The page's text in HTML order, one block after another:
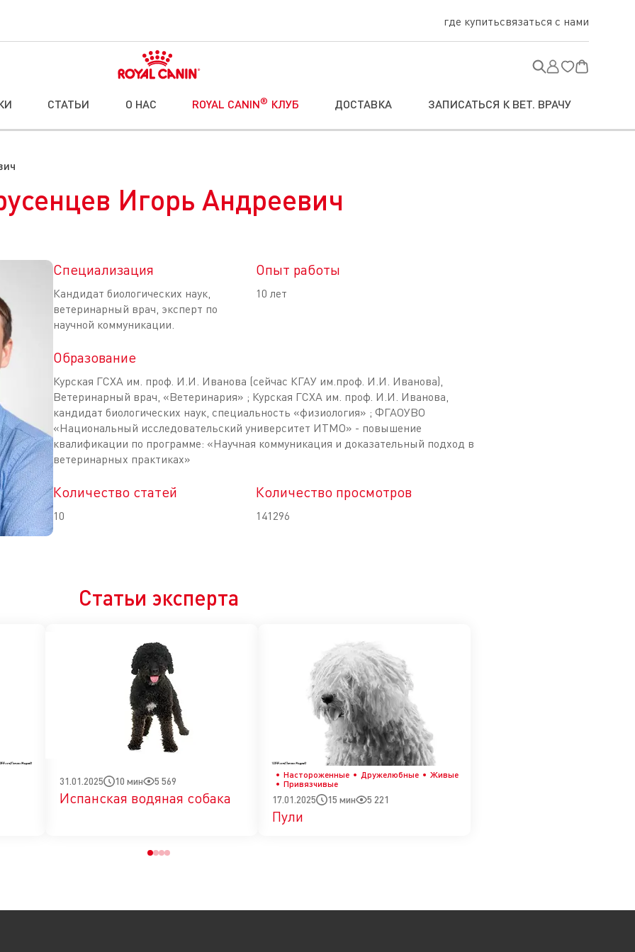
где купитьсвязаться с нами
СТАТЬИ О НАС ROYAL CANIN® КЛУБ ДОСТАВКА ЗАПИСАТЬСЯ К ВЕТ. ВРАЧУ
Игорь Андреевич
Специализация
Кандидат биологических наук,
ветеринарный врач, эксперт по
научной коммуникации.
Опыт работы
10 лет
Образование
Курская ГСХА им. проф. И.И. Иванова (сейчас КГАУ им.проф. И.И. Иванова),
Ветеринарный врач, «Ветеринария» ; Курская ГСХА им. проф. И.И. Иванова,
кандидат биологических наук, специальность «физиология» ; ФГАОУВО
«Национальный исследовательский университет ИТМО» - повышение
квалификации по программе: «Научная коммуникация и доказательный подход в
ветеринарных практиках»
Количество статей
10
Количество просмотров
141296
Статьи эксперта
31.01.2025 10 мин 5 569
Испанская водяная собака
Настороженные Дружелюбные
Живые
Привязчивые
17.01.2025 15 мин 5 221
Пули
пищевой аллергии?
1234